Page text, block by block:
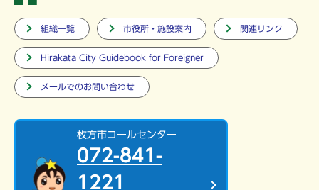
組織一覧 市役所・施設案内 関連リンク
Hirakata City Guidebook for Foreigner
メールでのお問い合わせ
枚方市コールセンター
072-841-
1221